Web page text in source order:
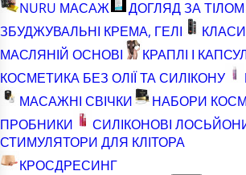
NURU МАСАЖ
ДОГЛЯД ЗА ТІЛОМ
ЗБУДЖУВАЛЬНІ КРЕМА, ГЕЛІ
МАСЛЯНІЙ ОСНОВІ
КРАПЛІ І
КОСМЕТИКА БЕЗ ОЛІЇ ТА СИЛІКОНУ
МАСАЖНІ СВІЧКИ
НАБОРИ
ПРОБНИКИ
СИЛІКОНОВІ
СТИМУЛЯТОРИ ДЛЯ КЛІТОРА
КРОСДРЕСИНГ